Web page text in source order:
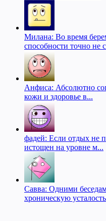
Милана: Во время
способности точно не
Анфиса: Абсолютно
кожи и здоровье в...
фадей: Если отдых не
истощен на уровне м...
Савва: Одними
хроническую